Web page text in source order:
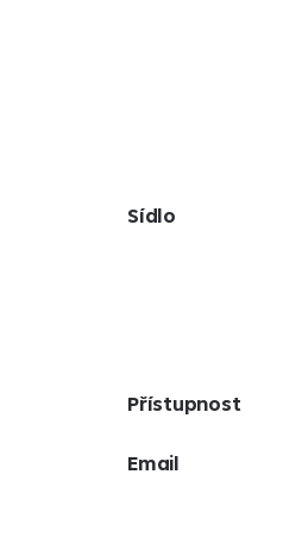
Sídlo
Přístupnost
Email